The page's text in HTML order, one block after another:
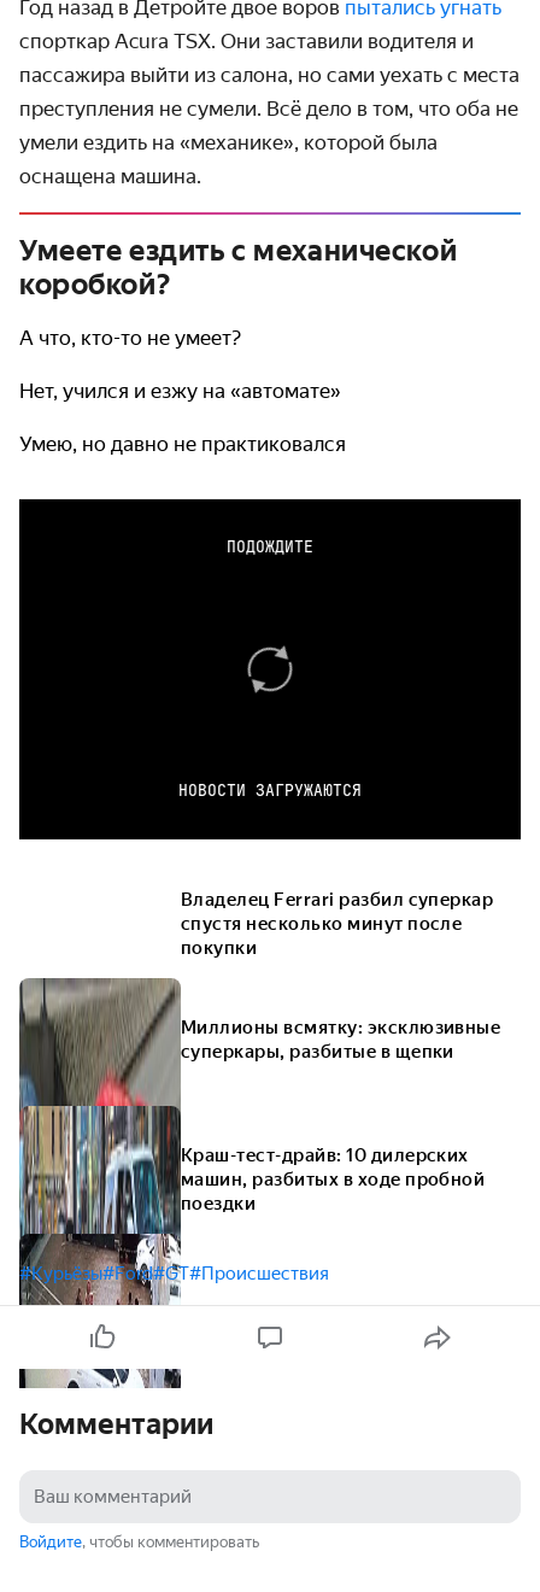
Год назад в Детройте двое воров пытались угнать
спорткар Acura TSX. Они заставили водителя и
пассажира выйти из салона, но сами уехать с места
преступления не сумели. Всё дело в том, что оба не
умели ездить на «механике», которой была
оснащена машина.
Умеете ездить с механической
коробкой?
А что, кто-то не умеет?
Нет, учился и езжу на «автомате»
Умею, но давно не практиковался
ПОДОЖДИТЕ
НОВОСТИ ЗАГРУЖАЮТСЯ
Владелец Ferrari разбил суперкар
спустя несколько минут после
покупки
Миллионы всмятку: эксклюзивные
суперкары, разбитые в щепки
Краш-тест-драйв: 10 дилерских
машин, разбитых в ходе пробной
поездки
#Курьёзы#Ford#GT#Происшествия
Комментарии
Войдите, чтобы комментировать